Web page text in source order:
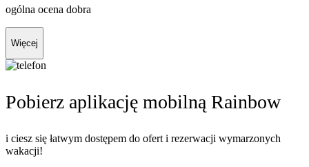
ogólna ocena dobra
Więcej
Pobierz aplikację mobilną Rainbow
i ciesz się łatwym dostępem do ofert i rezerwacji wymarzonych
wakacji!